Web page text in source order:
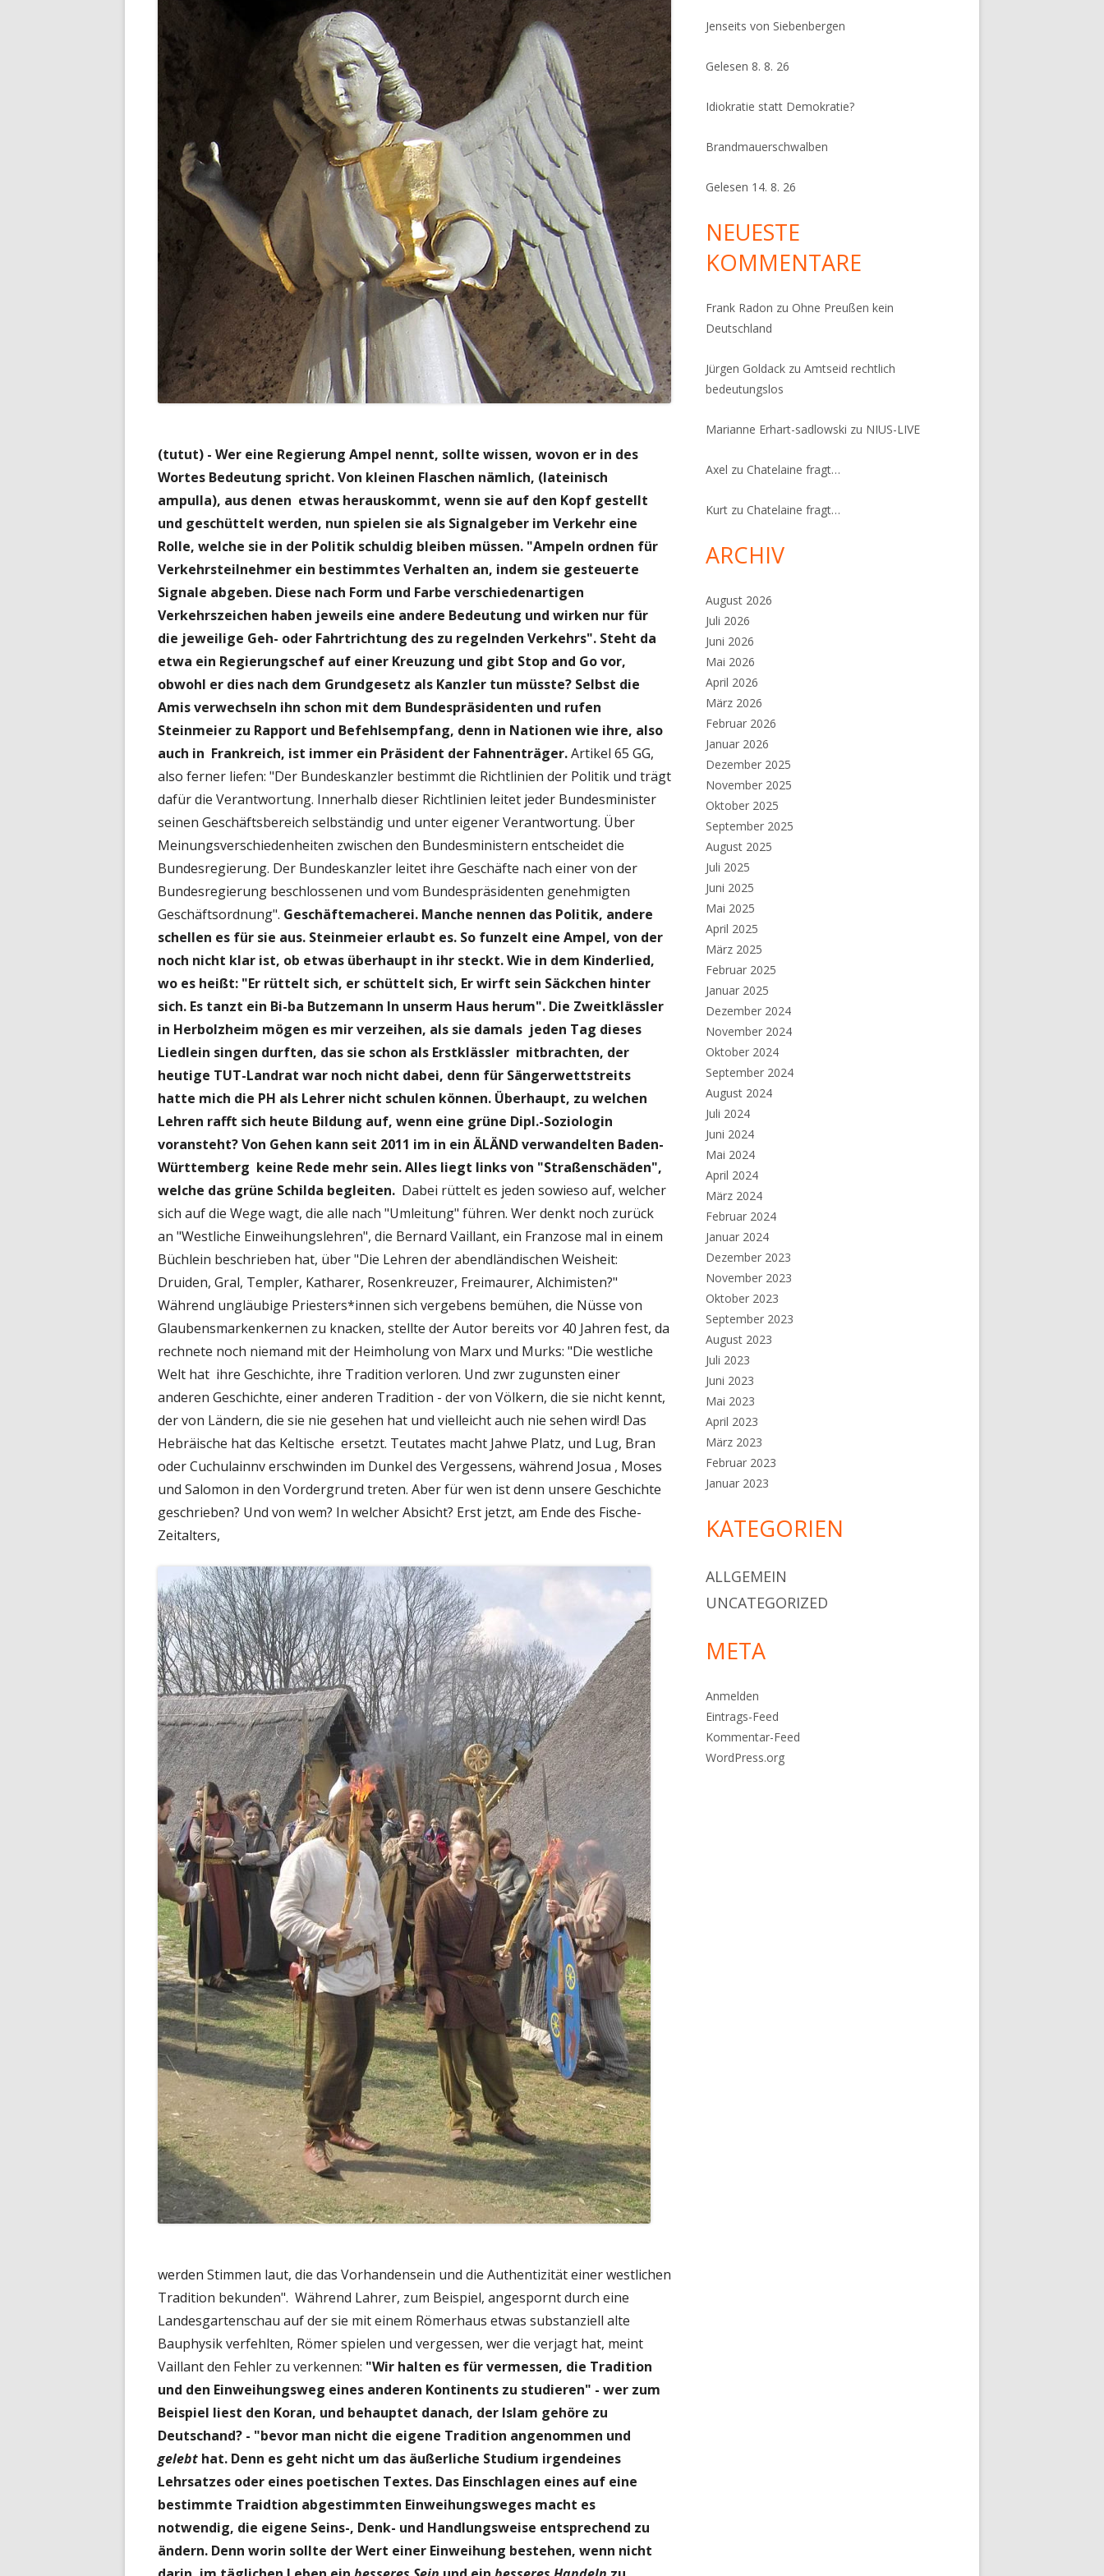
(tutut) - Wer eine Regierung Ampel nennt, sollte wissen, wovon er in des
Wortes Bedeutung spricht. Von kleinen Flaschen nämlich, (lateinisch
ampulla), aus denen etwas herauskommt, wenn sie auf den Kopf gestellt
und geschüttelt werden, nun spielen sie als Signalgeber im Verkehr eine
Rolle, welche sie in der Politik schuldig bleiben müssen. "Ampeln ordnen für
Verkehrsteilnehmer ein bestimmtes Verhalten an, indem sie gesteuerte
Signale abgeben. Diese nach Form und Farbe verschiedenartigen
Verkehrszeichen haben jeweils eine andere Bedeutung und wirken nur für
die jeweilige Geh- oder Fahrtrichtung des zu regelnden Verkehrs". Steht da
etwa ein Regierungschef auf einer Kreuzung und gibt Stop and Go vor,
obwohl er dies nach dem Grundgesetz als Kanzler tun müsste? Selbst die
Amis verwechseln ihn schon mit dem Bundespräsidenten und rufen
Steinmeier zu Rapport und Befehlsempfang, denn in Nationen wie ihre, also
auch in Frankreich, ist immer ein Präsident der Fahnenträger.Artikel 65 GG,
also ferner liefen: "Der Bundeskanzler bestimmt die Richtlinien der Politik und trägt
dafür die Verantwortung. Innerhalb dieser Richtlinien leitet jeder Bundesminister
seinen Geschäftsbereich selbständig und unter eigener Verantwortung. Über
Meinungsverschiedenheiten zwischen den Bundesministern entscheidet die
Bundesregierung. Der Bundeskanzler leitet ihre Geschäfte nach einer von der
Bundesregierung beschlossenen und vom Bundespräsidenten genehmigten
Geschäftsordnung". Geschäftemacherei. Manche nennen das Politik, andere
schellen es für sie aus. Steinmeier erlaubt es. So funzelt eine Ampel, von der
noch nicht klar ist, ob etwas überhaupt in ihr steckt.Wie in dem Kinderlied,
wo es heißt: "Er rüttelt sich, er schüttelt sich, Er wirft sein Säckchen hinter
sich. Es tanzt ein Bi-ba Butzemann In unserm Haus herum". Die Zweitklässler
in Herbolzheim mögen es mir verzeihen, als sie damals jeden Tag dieses
Liedlein singen durften, das sie schon als Erstklässler mitbrachten, der
heutige TUT-Landrat war noch nicht dabei, denn für Sängerwettstreits
hatte mich die PH als Lehrer nicht schulen können. Überhaupt, zu welchen
Lehren rafft sich heute Bildung auf, wenn eine grüne Dipl.-Soziologin
voransteht?Von Gehen kann seit 2011 im in ein ÄLÄND verwandelten Baden-
Württemberg keine Rede mehr sein.Alles liegt links von "Straßenschäden",
welche das grüne Schilda begleiten. Dabei rüttelt es jeden sowieso auf, welcher
sich auf die Wege wagt, die alle nach "Umleitung" führen. Wer denkt noch zurück
an "Westliche Einweihungslehren", die Bernard Vaillant, ein Franzose mal in einem
Büchlein beschrieben hat, über "Die Lehren der abendländischen Weisheit:
Druiden, Gral, Templer, Katharer, Rosenkreuzer, Freimaurer, Alchimisten?"
Während ungläubige Priesters*innen sich vergebens bemühen, die Nüsse von
Glaubensmarkenkernen zu knacken, stellte der Autor bereits vor 40 Jahren fest, da
rechnete noch niemand mit der Heimholung von Marx und Murks: "Die westliche
Welt hat ihre Geschichte, ihre Tradition verloren. Und zwr zugunsten einer
anderen Geschichte, einer anderen Tradition - der von Völkern, die sie nicht kennt,
der von Ländern, die sie nie gesehen hat und vielleicht auch nie sehen wird! Das
Hebräische hat das Keltische ersetzt. Teutates macht Jahwe Platz, und Lug, Bran
oder Cuchulainnv erschwinden im Dunkel des Vergessens, während Josua , Moses
und Salomon in den Vordergrund treten. Aber für wen ist denn unsere Geschichte
geschrieben? Und von wem? In welcher Absicht? Erst jetzt, am Ende des Fische-
Zeitalters,
werden Stimmen laut, die das Vorhandensein und die Authentizität einer westlichen
Tradition bekunden". Während Lahrer, zum Beispiel, angespornt durch eine
Landesgartenschau auf der sie mit einem Römerhaus etwas substanziell alte
Bauphysik verfehlten, Römer spielen und vergessen, wer die verjagt hat, meint
Vaillant den Fehler zu verkennen: "Wir halten es für vermessen, die Tradition
und den Einweihungsweg eines anderen Kontinents zu studieren" - wer zum
Beispiel liest den Koran, und behauptet danach, der Islam gehöre zu
Deutschand? - "bevor man nicht die eigene Tradition angenommen und
gelebt hat. Denn es geht nicht um das äußerliche Studium irgendeines
Lehrsatzes oder eines poetischen Textes. Das Einschlagen eines auf eine
bestimmte Traidtion abgestimmten Einweihungsweges macht es
notwendig, die eigene Seins-, Denk- und Handlungsweise entsprechend zu
ändern. Denn worin sollte der Wert einer Einweihung bestehen, wenn nicht
Jenseits von Siebenbergen
Gelesen 8. 8. 26
Idiokratie statt Demokratie?
Brandmauerschwalben
Gelesen 14. 8. 26
NEUESTE
KOMMENTARE
Frank Radon zuOhne Preußen kein
Deutschland
Jürgen Goldack zuAmtseid rechtlich
bedeutungslos
Marianne Erhart-sadlowski zu NIUS-LIVE
Axel zuChatelaine fragt…
Kurt zuChatelaine fragt…
ARCHIV
August 2026
Juli 2026
Juni 2026
Mai 2026
April 2026
März 2026
Februar 2026
Januar 2026
Dezember 2025
November 2025
Oktober 2025
September 2025
August 2025
Juli 2025
Juni 2025
Mai 2025
April 2025
März 2025
Februar 2025
Januar 2025
Dezember 2024
November 2024
Oktober 2024
September 2024
August 2024
Juli 2024
Juni 2024
Mai 2024
April 2024
März 2024
Februar 2024
Januar 2024
Dezember 2023
November 2023
Oktober 2023
September 2023
August 2023
Juli 2023
Juni 2023
Mai 2023
April 2023
März 2023
Februar 2023
Januar 2023
KATEGORIEN
ALLGEMEIN
UNCATEGORIZED
META
Anmelden
Eintrags-Feed
Kommentar-Feed
WordPress.org